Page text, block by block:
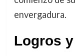
envergadura.
Logros